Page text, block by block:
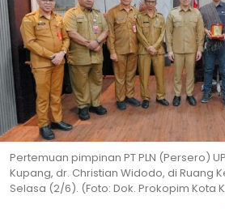
Pertemuan pimpinan PT PLN (Persero)
Kupang, dr. Christian Widodo, di Ruang
Selasa (2/6). (Foto: Dok. Prokopim Kota